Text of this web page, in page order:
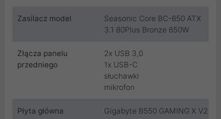
Zasilacz model
Seasonic Core BC-650 ATX
3.1 80Plus Bronze 650W
Złącza panelu
przedniego
2x USB 3,0
1x USB-C
słuchawki
mikrofon
Płyta główna
Gigabyte B550 GAMING X V2